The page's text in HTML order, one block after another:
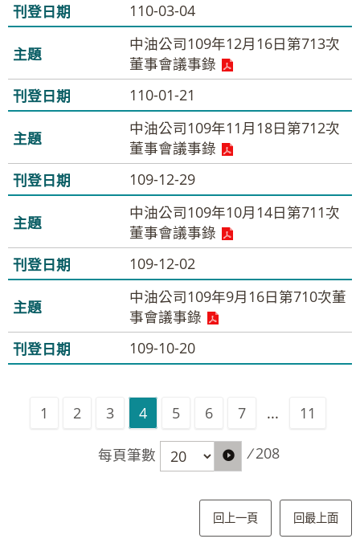
110-03-04
中油公司109年12月16日第713次
董事會議事錄
110-01-21
中油公司109年11月18日第712次
董事會議事錄
109-12-29
中油公司109年10月14日第711次
董事會議事錄
109-12-02
中油公司109年9月16日第710次董
事會議事錄
109-10-20
1 2 3 4 5 6 7 ... 11
每頁筆數 / 208
回上一頁 回最上面